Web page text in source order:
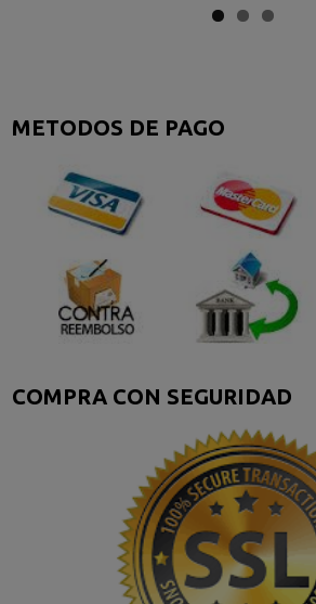
METODOS DE PAGO
COMPRA CON SEGURIDAD